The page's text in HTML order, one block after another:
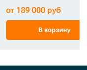
от 189 000 руб
В корзину